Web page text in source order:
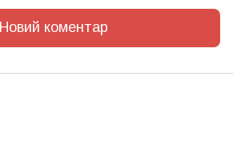
Новий коментар